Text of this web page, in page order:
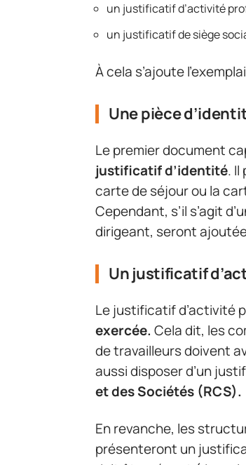
un justificatif d’activité
un justificatif de siège
À cela s’ajoute
Une pièce
Le premier document
justificatif d’identité. Il
carte de séjour ou la
Cependant, s’il s’agit
dirigeant, seront
Un justificatif
Le justificatif d’activité
exercée. Cela dit, les
de travailleurs doivent
aussi disposer d’un
et des Sociétés (RCS).
En revanche, les
présenteront un